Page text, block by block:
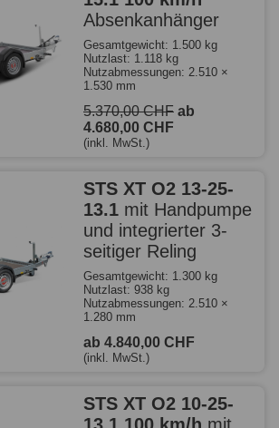
Absenkanhänger
Gesamtgewicht: 1.500 kg
Nutzlast: 1.118 kg
Nutzabmessungen: 2.510 ×
1.530 mm
5.370,00 CHF ab
4.680,00 CHF
(inkl. MwSt.)
STS XT O2 13-25-
13.1 mit Handpumpe
und integrierter 3-
seitiger Reling
Gesamtgewicht: 1.300 kg
Nutzlast: 938 kg
Nutzabmessungen: 2.510 ×
1.280 mm
ab 4.840,00 CHF
(inkl. MwSt.)
STS XT O2 10-25-